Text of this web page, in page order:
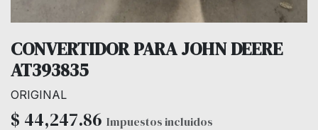
CONVERTIDOR PARA JOHN DEERE
AT393835
ORIGINAL
$ 44,247.86 Impuestos incluidos